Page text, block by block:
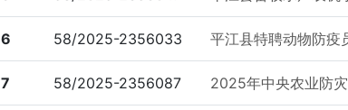
6 58/2025-2356033 平江县特聘动物防疫
7 58/2025-2356087 2025年中央农业防